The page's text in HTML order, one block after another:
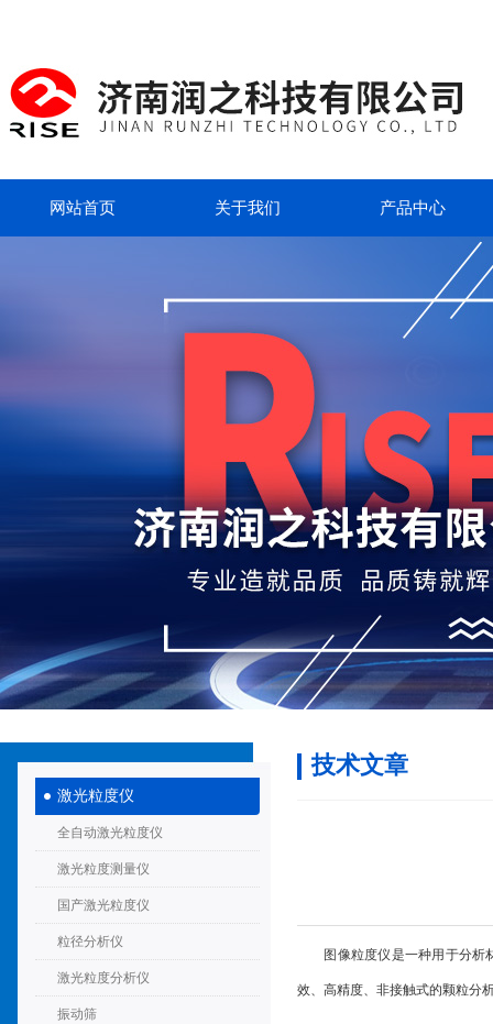
网站首页 关于我们 产品中心
激光粒度仪
全自动激光粒度仪
激光粒度测量仪
国产激光粒度仪
粒径分析仪
激光粒度分析仪
振动筛
技术文章
图像粒度仪是一种用于分析
效、高精度、非接触式的颗粒分